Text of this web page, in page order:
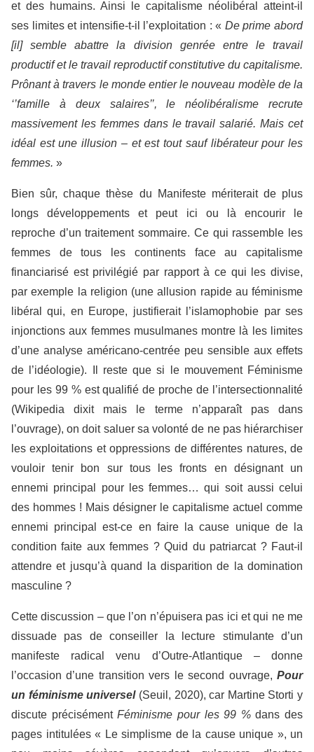
et des humains. Ainsi le capitalisme néolibéral atteint-il
ses limites et intensifie-t-il l’exploitation : « De prime abord
[il] semble abattre la division genrée entre le travail
productif et le travail reproductif constitutive du capitalisme.
Prônant à travers le monde entier le nouveau modèle de la
‘’famille à deux salaires’’, le néolibéralisme recrute
massivement les femmes dans le travail salarié. Mais cet
idéal est une illusion – et est tout sauf libérateur pour les
femmes. »
Bien sûr, chaque thèse du Manifeste mériterait de plus
longs développements et peut ici ou là encourir le
reproche d’un traitement sommaire. Ce qui rassemble les
femmes de tous les continents face au capitalisme
financiarisé est privilégié par rapport à ce qui les divise,
par exemple la religion (une allusion rapide au féminisme
libéral qui, en Europe, justifierait l’islamophobie par ses
injonctions aux femmes musulmanes montre là les limites
d’une analyse américano-centrée peu sensible aux effets
de l’idéologie). Il reste que si le mouvement Féminisme
pour les 99 % est qualifié de proche de l’intersectionnalité
(Wikipedia dixit mais le terme n’apparaît pas dans
l’ouvrage), on doit saluer sa volonté de ne pas hiérarchiser
les exploitations et oppressions de différentes natures, de
vouloir tenir bon sur tous les fronts en désignant un
ennemi principal pour les femmes… qui soit aussi celui
des hommes ! Mais désigner le capitalisme actuel comme
ennemi principal est-ce en faire la cause unique de la
condition faite aux femmes ? Quid du patriarcat ? Faut-il
attendre et jusqu’à quand la disparition de la domination
masculine ?
Cette discussion – que l’on n’épuisera pas ici et qui ne me
dissuade pas de conseiller la lecture stimulante d’un
manifeste radical venu d’Outre-Atlantique – donne
l’occasion d’une transition vers le second ouvrage, Pour
un féminisme universel (Seuil, 2020), car Martine Storti y
discute précisémentFéminisme pour les 99 %dans des
pages intitulées « Le simplisme de la cause unique », un